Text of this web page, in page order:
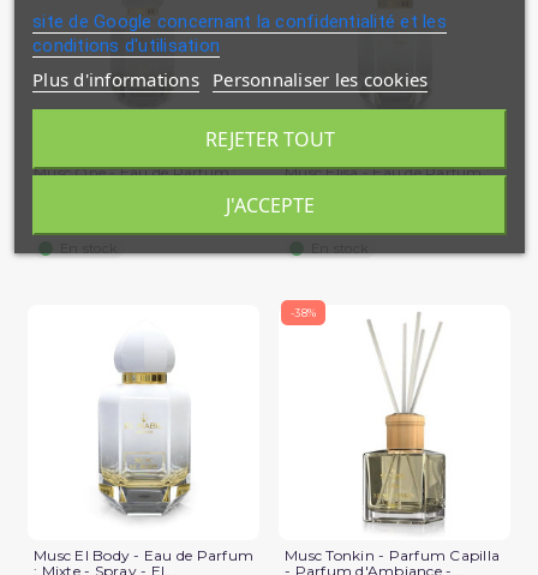
Musc One - Eau de Parfum :
14,90 €
Musc Elisa - Eau de Parfum :
Musc El Body - Eau de Parfum
: Mixte - Spray - El...
-38%
Musc Tonkin - Parfum Capilla
- Parfum d'Ambiance -...
site de Google concernant la confidentialité et les
conditions d'utilisation
Plus d'informations Personnaliser les cookies
REJETER TOUT
J'ACCEPTE